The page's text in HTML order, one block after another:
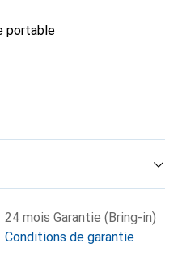
portable
24 mois Garantie (Bring-in)
Conditions de garantie